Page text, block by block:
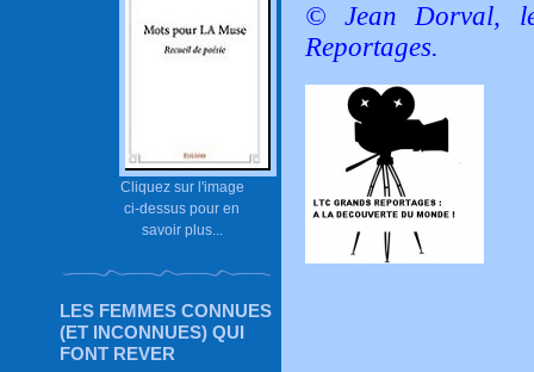
Cliquez sur l'image
ci-dessus pour en
savoir plus...
LES FEMMES CONNUES
(ET INCONNUES) QUI
FONT REVER
© Jean Dorval,
Reportages.